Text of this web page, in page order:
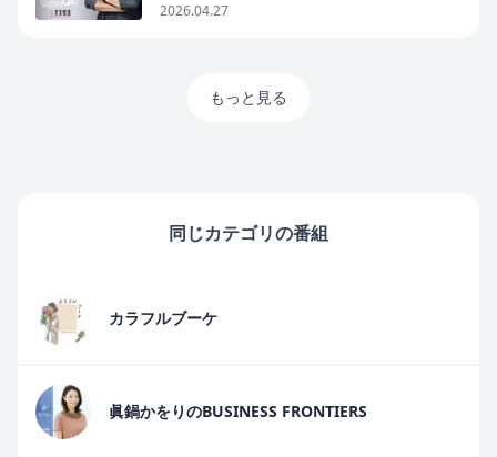
2026.04.27
もっと見る
同じカテゴリの番組
カラフルブーケ
眞鍋かをりのBUSINESS FRONTIERS